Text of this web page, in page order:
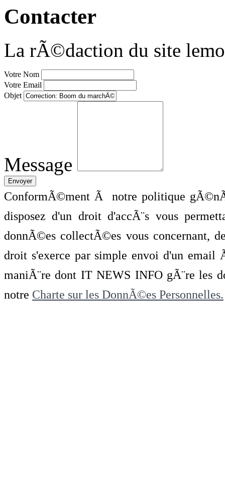
Contacter
La rÃ©daction du site
Votre Nom
Votre Email
Objet
Message
ConformÃ©ment Ã notre politique
disposez d'un droit d'accÃ¨s vous
donnÃ©es collectÃ©es vous concernant,
droit s'exerce par simple envoi d'un
maniÃ¨re dont IT NEWS INFO gÃ¨re les
notre Charte sur les DonnÃ©es Personnelles.